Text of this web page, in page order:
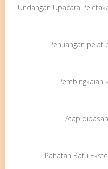
Undangan Upacara
Penuangan pelat
Pembingkaian
Atap
Pahatan Batu